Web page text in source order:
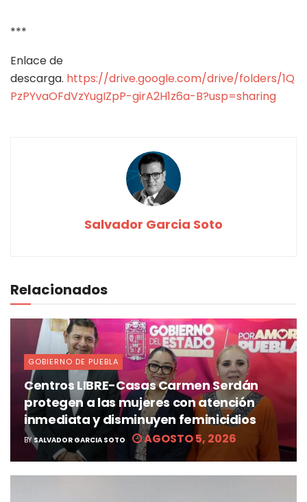
***
Enlace de
descarga. https://drive.google.com/drive/folders/1Q
PzPYvaOFdVzYugIZpP-girA2H1z6a-B?usp=sharing
Salvador Garcia Soto
Relacionados
GOBIERNO DE PUEBLA
Centros LIBRE-Casas Carmen Serdán
protegen a las mujeres con atención
inmediata y disminuyen feminicidios
BY SALVADOR GARCIA SOTO AGOSTO 5, 2026